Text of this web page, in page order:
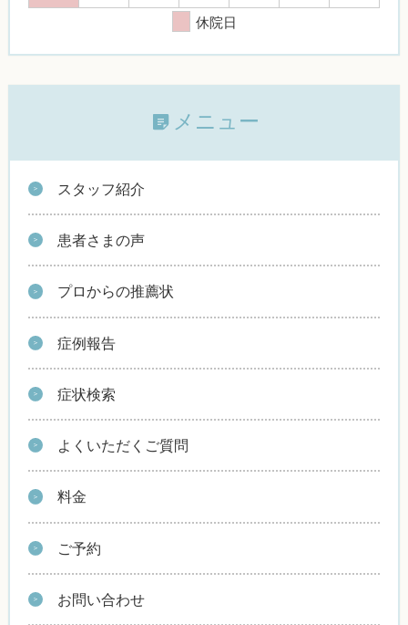
休院日
メニュー
スタッフ紹介
患者さまの声
プロからの推薦状
症例報告
症状検索
よくいただくご質問
料金
ご予約
お問い合わせ